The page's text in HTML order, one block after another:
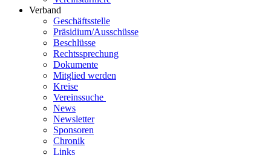
Verband
Geschäftsstelle
Präsidium/Ausschüsse
Beschlüsse
Rechtssprechung
Dokumente
Mitglied werden
Kreise
Vereinssuche
News
Newsletter
Sponsoren
Chronik
Links